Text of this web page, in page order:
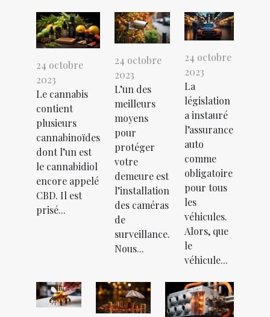
24 octobre
2023
Le cannabis
contient
plusieurs
cannabinoïdes
dont l’un est
le cannabidiol
encore appelé
CBD. Il est
prisé...
24 octobre
2023
L’un des
meilleurs
moyens
pour
protéger
votre
demeure est
l’installation
des caméras
de
surveillance.
Nous...
24 octobre
2023
La
législation
a instauré
l’assurance
auto
comme
obligatoire
pour tous
les
véhicules.
Alors, que
le
véhicule...